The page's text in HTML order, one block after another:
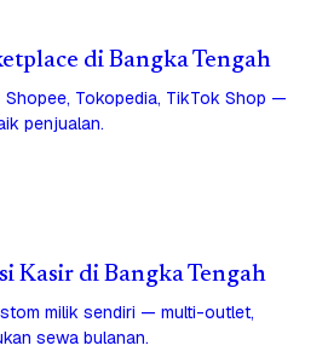
di Bangka Tengah
Tokopedia, TikTok Shop —
penjualan.
Kasir di Bangka Tengah
milik sendiri — multi-outlet,
sewa bulanan.